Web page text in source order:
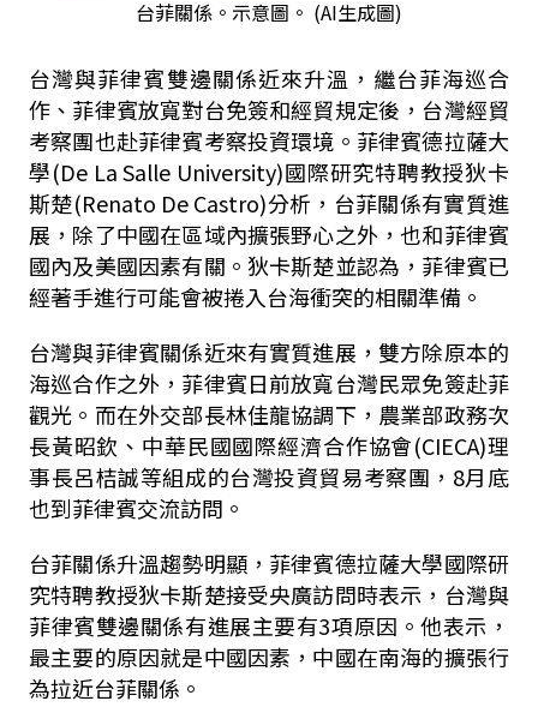
台菲關係。示意圖。 (AI生成圖)
台灣與菲律賓雙邊關係近來升溫，繼台菲海巡合
作、菲律賓放寬對台免簽和經貿規定後，台灣經貿
考察團也赴菲律賓考察投資環境。菲律賓德拉薩大
學(De La Salle University)國際研究特聘教授狄卡
斯楚(Renato De Castro)分析，台菲關係有實質進
展，除了中國在區域內擴張野心之外，也和菲律賓
國內及美國因素有關。狄卡斯楚並認為，菲律賓已
經著手進行可能會被捲入台海衝突的相關準備。
台灣與菲律賓關係近來有實質進展，雙方除原本的
海巡合作之外，菲律賓日前放寬台灣民眾免簽赴菲
觀光。而在外交部長林佳龍協調下，農業部政務次
長黃昭欽、中華民國國際經濟合作協會(CIECA)理
事長呂桔誠等組成的台灣投資貿易考察團， 8月底
也到菲律賓交流訪問。
台菲關係升溫趨勢明顯，菲律賓德拉薩大學國際研
究特聘教授狄卡斯楚接受央廣訪問時表示，台灣與
菲律賓雙邊關係有進展主要有3項原因。他表示，
最主要的原因就是中國因素，中國在南海的擴張行
為拉近台菲關係。